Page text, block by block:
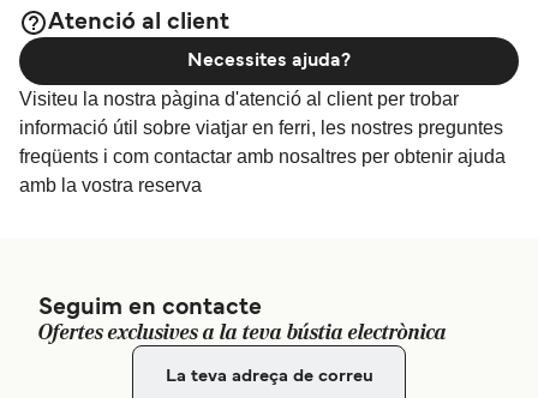
Atenció al client
Visiteu la nostra pàgina d'atenció al client per trobar
informació útil sobre viatjar en ferri, les nostres preguntes
freqüents i com contactar amb nosaltres per obtenir ajuda
amb la vostra reserva
Necessites ajuda?
Seguim en contacte
Ofertes exclusives a la teva bústia electrònica